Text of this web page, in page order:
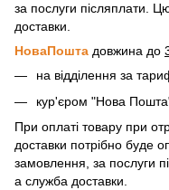
за послуги післяплати.
доставки.
НоваПошта довжина до
на відділення за
кур'єром "Нова
При оплаті товару при
доставки потрібно буде
замовлення, за послуги
а служба доставки.